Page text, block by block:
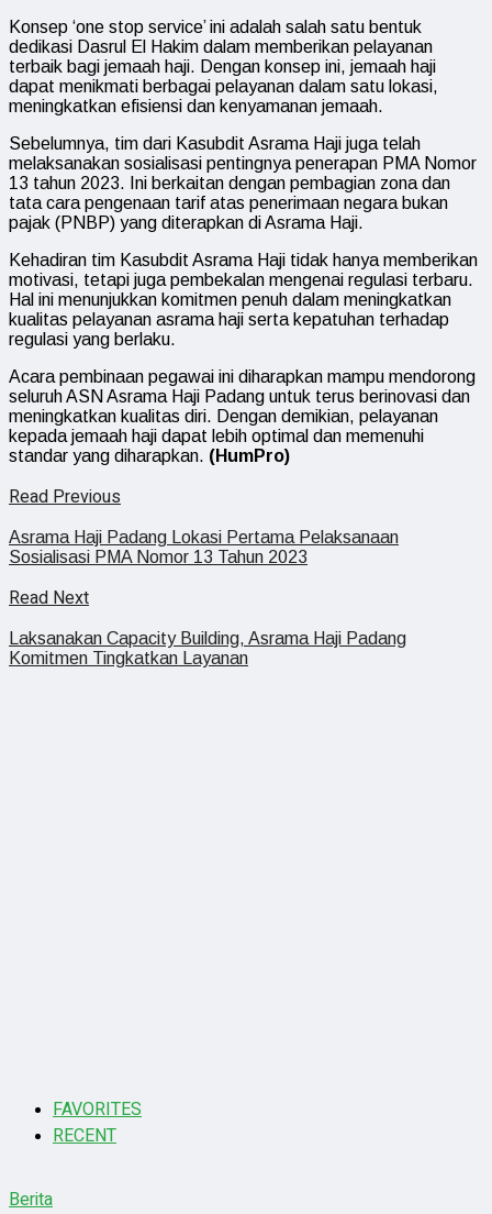
Konsep ‘one stop service’ ini adalah salah satu bentuk
dedikasi Dasrul El Hakim dalam memberikan pelayanan
terbaik bagi jemaah haji. Dengan konsep ini, jemaah haji
dapat menikmati berbagai pelayanan dalam satu lokasi,
meningkatkan efisiensi dan kenyamanan jemaah.
Sebelumnya, tim dari Kasubdit Asrama Haji juga telah
melaksanakan sosialisasi pentingnya penerapan PMA Nomor
13 tahun 2023. Ini berkaitan dengan pembagian zona dan
tata cara pengenaan tarif atas penerimaan negara bukan
pajak (PNBP) yang diterapkan di Asrama Haji.
Kehadiran tim Kasubdit Asrama Haji tidak hanya memberikan
motivasi, tetapi juga pembekalan mengenai regulasi terbaru.
Hal ini menunjukkan komitmen penuh dalam meningkatkan
kualitas pelayanan asrama haji serta kepatuhan terhadap
regulasi yang berlaku.
Acara pembinaan pegawai ini diharapkan mampu mendorong
seluruh ASN Asrama Haji Padang untuk terus berinovasi dan
meningkatkan kualitas diri. Dengan demikian, pelayanan
kepada jemaah haji dapat lebih optimal dan memenuhi
standar yang diharapkan. (HumPro)
Read Previous
Asrama Haji Padang Lokasi Pertama Pelaksanaan
Sosialisasi PMA Nomor 13 Tahun 2023
Read Next
Laksanakan Capacity Building, Asrama Haji Padang
Komitmen Tingkatkan Layanan
FAVORITES
RECENT
Berita